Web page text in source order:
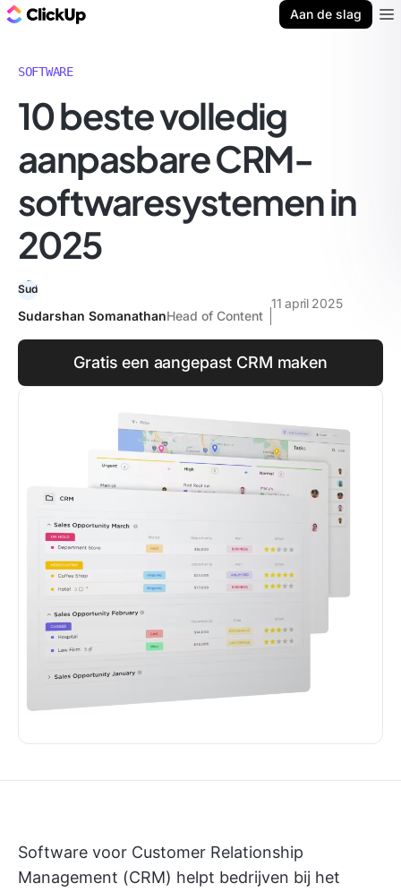
Aan de slag
SOFTWARE
10 beste volledig
aanpasbare CRM-
softwaresystemen in
2025
Sudarshan SomanathanHead of Content
11 april 2025
Gratis een aangepast CRM maken
Software voor Customer Relationship
Management (CRM) helpt bedrijven bij het